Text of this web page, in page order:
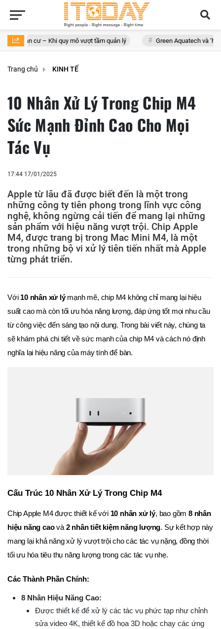
Khi quy mô vượt tầm quản lý Green Aquatech và ‘hành trình’ mang
Trang chủ KINH TẾ
10 Nhân Xử Lý Trong Chip M4
Sức Mạnh Đỉnh Cao Cho Mọi
Tác Vụ
17:44 17/01/2025
Apple từ lâu đã được biết đến là một trong
những công ty tiên phong trong lĩnh vực công
nghệ, không ngừng cải tiến để mang lại những
sản phẩm với hiệu năng vượt trội. Chip Apple
M4, được trang bị trong Mac Mini M4, là một
trong những bộ vi xử lý tiên tiến nhất mà Apple
từng phát triển.
Với 10 nhân xử lýmạnh mẽ, chip M4 không chỉ mang lại hiệu
suất cao mà còn tối ưu hóa năng lượng, đáp ứng tốt mọi nhu cầu
từ công việc đến sáng tạo nội dung. Trong bài viết này, chúng ta
sẽ khám phá chi tiết về sức mạnh của chip M4 và cách nó định
nghĩa lại hiệu năng của máy tính để bàn.
Cấu Trúc 10 Nhân Xử Lý Trong Chip M4
Chip Apple M4 được thiết kế với 10 nhân xử lý, bao gồm8 nhân
hiệu năng caovà 2 nhân tiết kiệm năng lượng. Sự kết hợp này
mang lại khả năng xử lý vượt trội cho các tác vụ nặng, đồng thời
tối ưu hóa tiêu thụ năng lượng trong các tác vụ nhẹ.
Các Thành Phần Chính:
8 Nhân Hiệu Năng Cao:
Được thiết kế để xử lý các tác vụ phức tạp như chỉnh
sửa video 4K, thiết kế đồ họa 3D hoặc chạy các ứng